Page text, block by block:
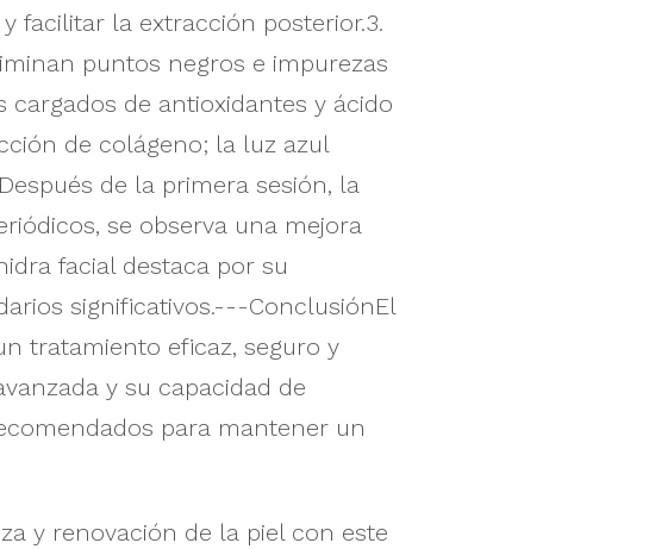
facilitar la extracción posterior.3.
puntos negros e impurezas
de antioxidantes y ácido
de colágeno; la luz azul
de la primera sesión, la
se observa una mejora
facial destaca por su
significativos.---ConclusiónEl
tratamiento eficaz, seguro y
y su capacidad de
para mantener un
y renovación de la piel con este